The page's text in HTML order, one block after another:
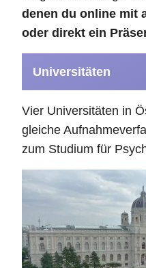
denen du online mit
oder direkt ein
Universitäten
Vier Universitäten in
gleiche
zum Studium für